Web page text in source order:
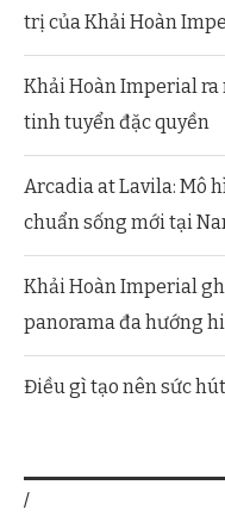
trị của Khải Hoàn
Khải Hoàn Imperial
tinh tuyển đặc quyền
Arcadia at Lavila: Mô
chuẩn sống mới tại
Khải Hoàn Imperial
panorama đa hướng
Điều gì tạo nên sức
/